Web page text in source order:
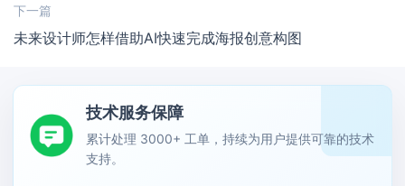
下一篇
未来设计师怎样借助AI快速完成海报创意构图
技术服务保障
累计处理 3000+ 工单，持续为用户提供可靠的技术
支持。